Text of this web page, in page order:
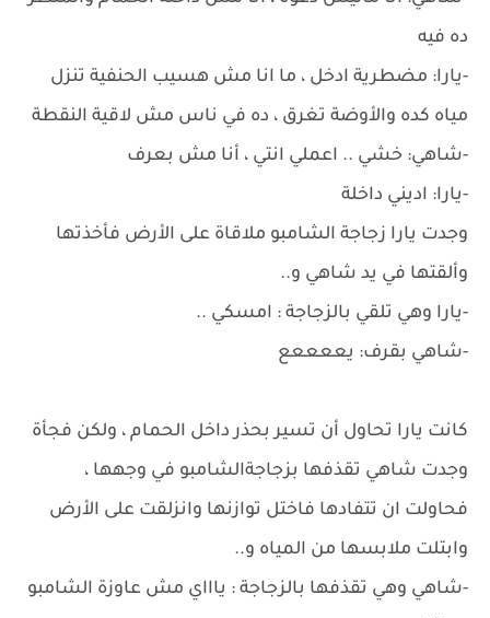
ده فيه
-يارا: مضطرية ادخل ، ما انا مش هسيب الحنفية تنزل
مياه كده والأوضة تغرق ، ده في ناس مش لاقية النقطة
-شاهي: خشي .. اعملي انتي ، أنا مش بعرف
-يارا: اديني داخلة
وجدت يارا زجاجة الشامبو ملاقاة على الأرض فأخذتها
وألقتها في يد شاهي و..
-يارا وهي تلقي بالزجاجة : امسكي ..
-شاهي بقرف: يععععع
كانت يارا تحاول أن تسير بحذر داخل الحمام ، ولكن فجأة
وجدت شاهي تقذفها بزجاجةالشامبو في وجهها ،
فحاولت ان تتفادها فاختل توازنها وانزلقت على الأرض
وابتلت ملابسها من المياه و..
-شاهي وهي تقذفها بالزجاجة : ياااي مش عاوزة الشامبو